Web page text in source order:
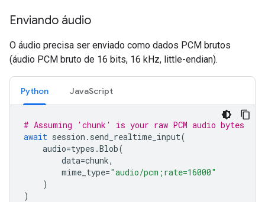
Enviando áudio
O áudio precisa ser enviado como dados PCM brutos
(áudio PCM bruto de 16 bits, 16 kHz, little-endian).
Python JavaScript
# Assuming 'chunk' is your raw PCM audio bytes
await session . send_realtime_input(
audio=types .Blob(
data=chunk,
mime_type="audio/pcm;rate=16000"
)
)